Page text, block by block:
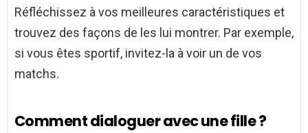
Réfléchissez à vos meilleures caractéristiques et
trouvez des façons de les lui montrer. Par exemple,
si vous êtes sportif, invitez-la à voir un de vos
matchs.
Comment dialoguer avec une fille ?